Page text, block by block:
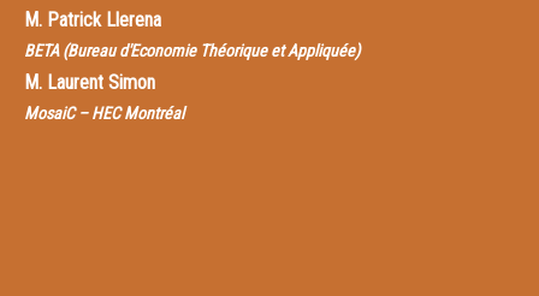
M. Patrick Llerena
BETA (Bureau d'Economie Théorique et Appliquée)
M. Laurent Simon
MosaiC – HEC Montréal